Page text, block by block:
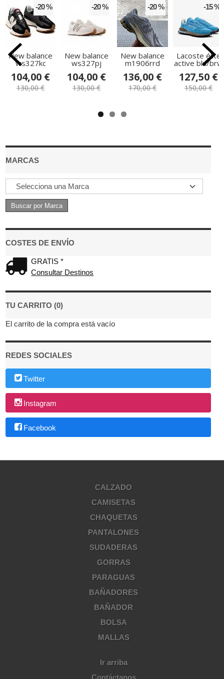
MARCAS
COSTES DE ENVÍO
GRATIS *
Consultar Destinos
TU CARRITO (0)
El carrito de la compra está vacío
REDES SOCIALES
Twitter
Instagram
Facebook
-20 %
New balance
ws327kc
104,00 €
130,00 €
-20 %
New balance
ws327pj
104,00 €
130,00 €
-20 %
New balance
m1906rrd
136,00 €
170,00 €
-15 %
Lacoste élite
active blu/brw
127,50 €
150,00 €
CALZADO
CAMISETAS
CHAQUETAS
PANTALONES
SUDADERAS
GORRAS
PARAGUAS
BAÑADORES
BAÑADOR
BOLSA
MALLAS
Ir arriba
Contáctanos